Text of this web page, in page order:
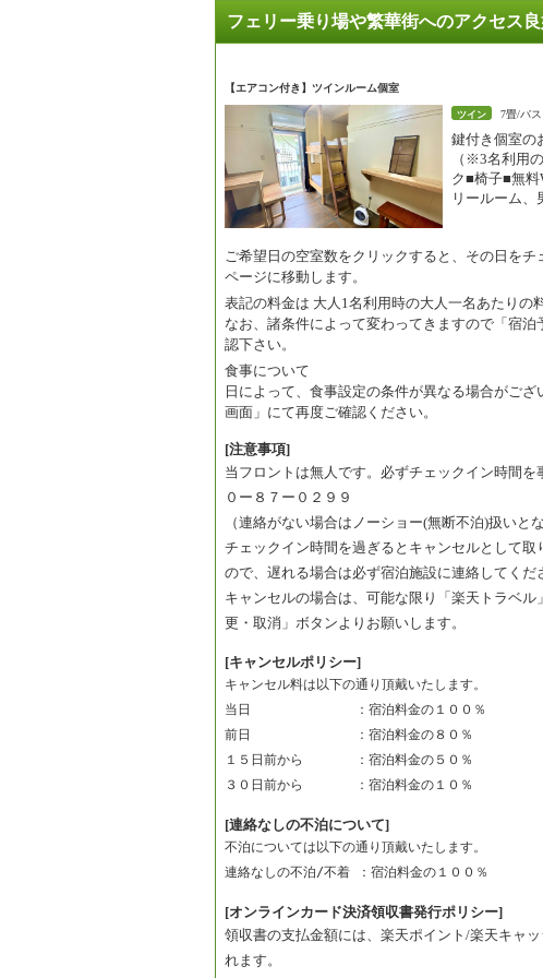
フェリー乗り場や繁華街へのアクセス
【エアコン付き】ツインルーム個室
ツイン 7畳/バ
鍵付き個室の
（※3名利用
ク■椅子■無
リールーム、
ご希望日の空室数をクリックすると、その日をチ
ページに移動します。
表記の料金は 大人1名利用時の大人一名あたりの
なお、諸条件によって変わってきますので「宿
認下さい。
食事について
日によって、食事設定の条件が異なる場合がご
画面」にて再度ご確認ください。
[注意事項]
当フロントは無人です。必ずチェックイン時間を
０ー８７ー０２９９
（連絡がない場合はノーショー(無断不泊)扱いと
チェックイン時間を過ぎるとキャンセルとして取
ので、遅れる場合は必ず宿泊施設に連絡してくだ
キャンセルの場合は、可能な限り「楽天トラベ
更・取消」ボタンよりお願いします。
[キャンセルポリシー]
キャンセル料は以下の通り頂戴いたします。
当日　　　　　　　　：宿泊料金の１００％
前日　　　　　　　　：宿泊料金の８０％
１５日前から　　　　：宿泊料金の５０％
３０日前から　　　　：宿泊料金の１０％
[連絡なしの不泊について]
不泊については以下の通り頂戴いたします。
連絡なしの不泊/不着 ：宿泊料金の１００％
[オンラインカード決済領収書発行ポリシー]
領収書の支払金額には、楽天ポイント/楽天キャ
れます。